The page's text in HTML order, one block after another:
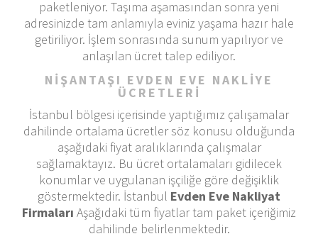
paketleniyor. Taşıma aşamasından sonra yeni
adresinizde tam anlamıyla eviniz yaşama hazır hale
getiriliyor. İşlem sonrasında sunum yapılıyor ve
anlaşılan ücret talep ediliyor.
NIŞANTAŞI EVDEN EVE NAKLİYE
ÜCRETLERİ
İstanbul bölgesi içerisinde yaptığımız çalışamalar
dahilinde ortalama ücretler söz konusu olduğunda
aşağıdaki fiyat aralıklarında çalışmalar
sağlamaktayız. Bu ücret ortalamaları gidilecek
konumlar ve uygulanan işçiliğe göre değişiklik
göstermektedir. İstanbul Evden Eve Nakliyat
Firmaları Aşağıdaki tüm fiyatlar tam paket içeriğimiz
dahilinde belirlenmektedir.